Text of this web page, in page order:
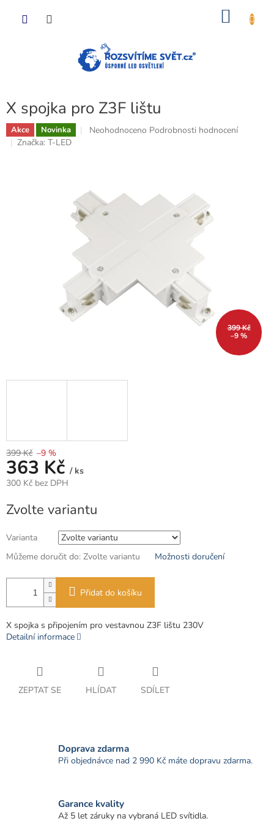
X spojka pro Z3F lištu
Akce Novinka
Průměrné
z
hvězdiček.
Neohodnoceno Podrobnosti hodnocení
Značka: T-LED
399 Kč
–9 %
399 Kč –9 %
363 Kč / ks
300 Kč bez DPH
cena:
Zvolte variantu
Varianta
Můžeme doručit do: Zvolte variantu Možnosti doručení
Přidat do košíku
X spojka s připojením pro vestavnou Z3F lištu 230V
Detailní informace
ZEPTAT SE HLÍDAT SDÍLET
Doprava zdarma
Při objednávce nad 2 990 Kč máte dopravu zdarma.
Garance kvality
Až 5 let záruky na vybraná LED svítidla.